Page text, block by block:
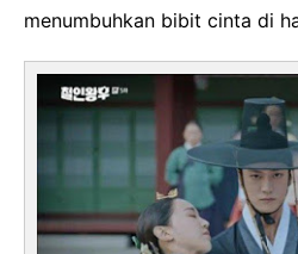
menumbuhkan bibit cinta di